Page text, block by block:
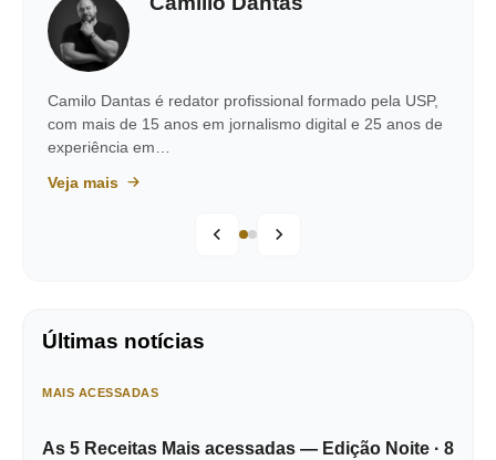
Camilo Dantas é redator profissional formado pela USP,
com mais de 15 anos em jornalismo digital e 25 anos de
experiência em…
Veja mais
Últimas notícias
MAIS ACESSADAS
As 5 Receitas Mais acessadas — Edição Noite · 8